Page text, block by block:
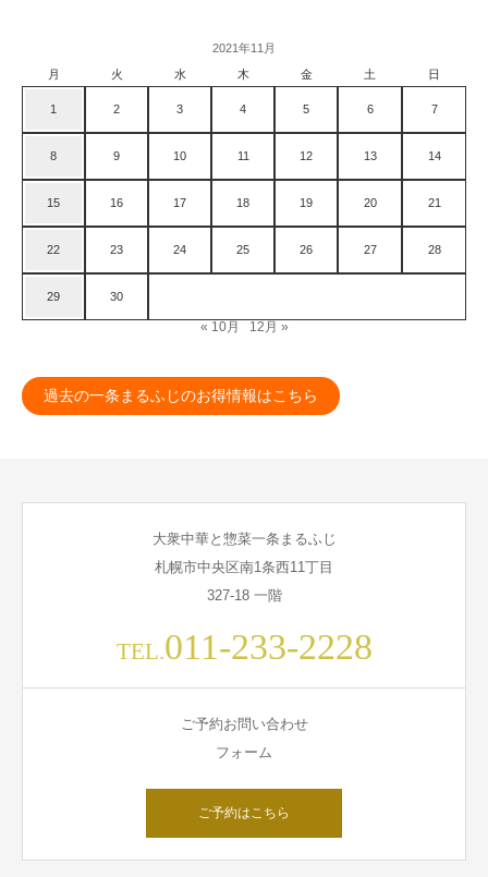
2021年11月
月
火 水 木 金 土 日
1 2 3 4 5 6 7
8 9 10 11 12 13 14
15 16 17 18 19 20 21
22 23 24 25 26 27 28
29 30
« 10月 12月 »
過去の一条まるふじのお得情報はこちら
大衆中華と惣菜一条まるふじ
札幌市中央区南1条西11丁目
327-18 一階
TEL.011-233-2228
ご予約お問い合わせ
フォーム
ご予約はこちら